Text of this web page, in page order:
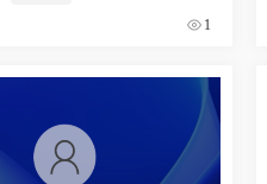
1